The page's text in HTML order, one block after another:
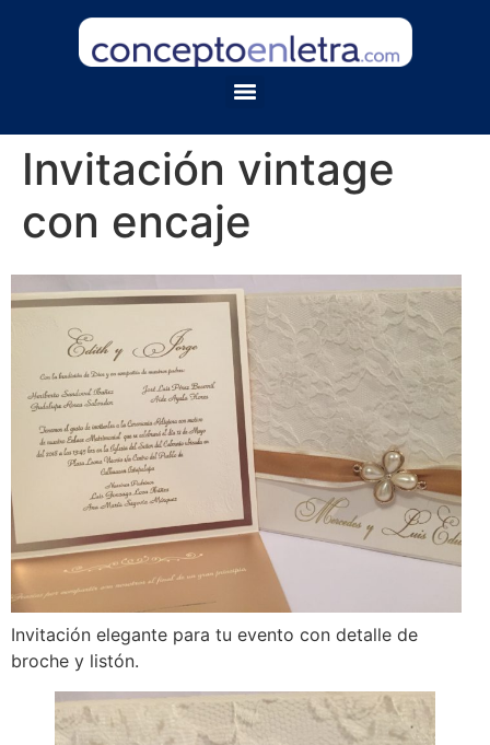
Invitación vintage
con encaje
Invitación elegante para tu evento con detalle de
broche y listón.